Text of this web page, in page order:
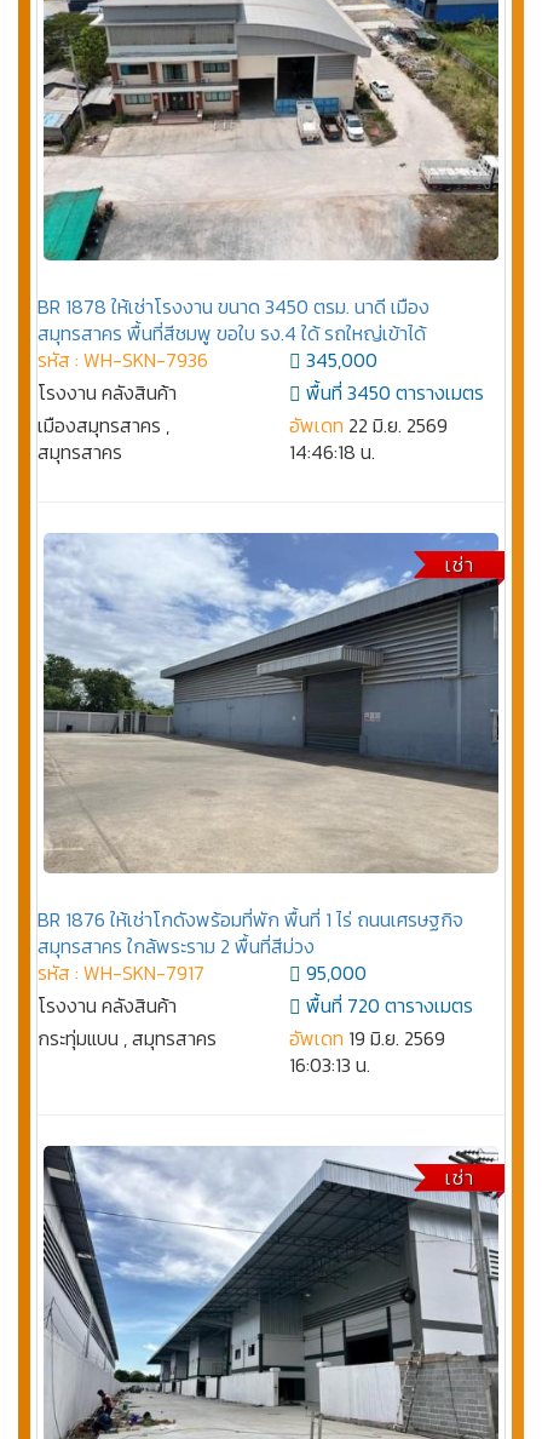
BR 1878 ให้เช่าโรงงาน ขนาด 3450 ตรม. นาดี เมือง
สมุทรสาคร พื้นที่สีชมพู ขอใบ รง.4 ใด้ รถใหญ่เข้าได้
รหัส : WH-SKN-7936
โรงงาน คลังสินค้า
เมืองสมุทรสาคร ,
สมุทรสาคร
345,000
พื้นที่ 3450 ตารางเมตร
อัพเดท 22 มิ.ย. 2569
14:46:18 น.
เช่า
BR 1876 ให้เช่าโกดังพร้อมที่พัก พื้นที่ 1 ไร่ ถนนเศรษฐกิจ
สมุทรสาคร ใกล้พระราม 2 พื้นที่สีม่วง
รหัส : WH-SKN-7917
โรงงาน คลังสินค้า
กระทุ่มแบน , สมุทรสาคร
95,000
พื้นที่ 720 ตารางเมตร
อัพเดท 19 มิ.ย. 2569
16:03:13 น.
เช่า